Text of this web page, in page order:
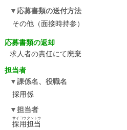
応募書類の送付方法
その他（面接時持参）
応募書類の返却
求人者の責任にて廃棄
担当者
課係名、役職名
採用係
担当者
採用担当
サイヨウタントウ